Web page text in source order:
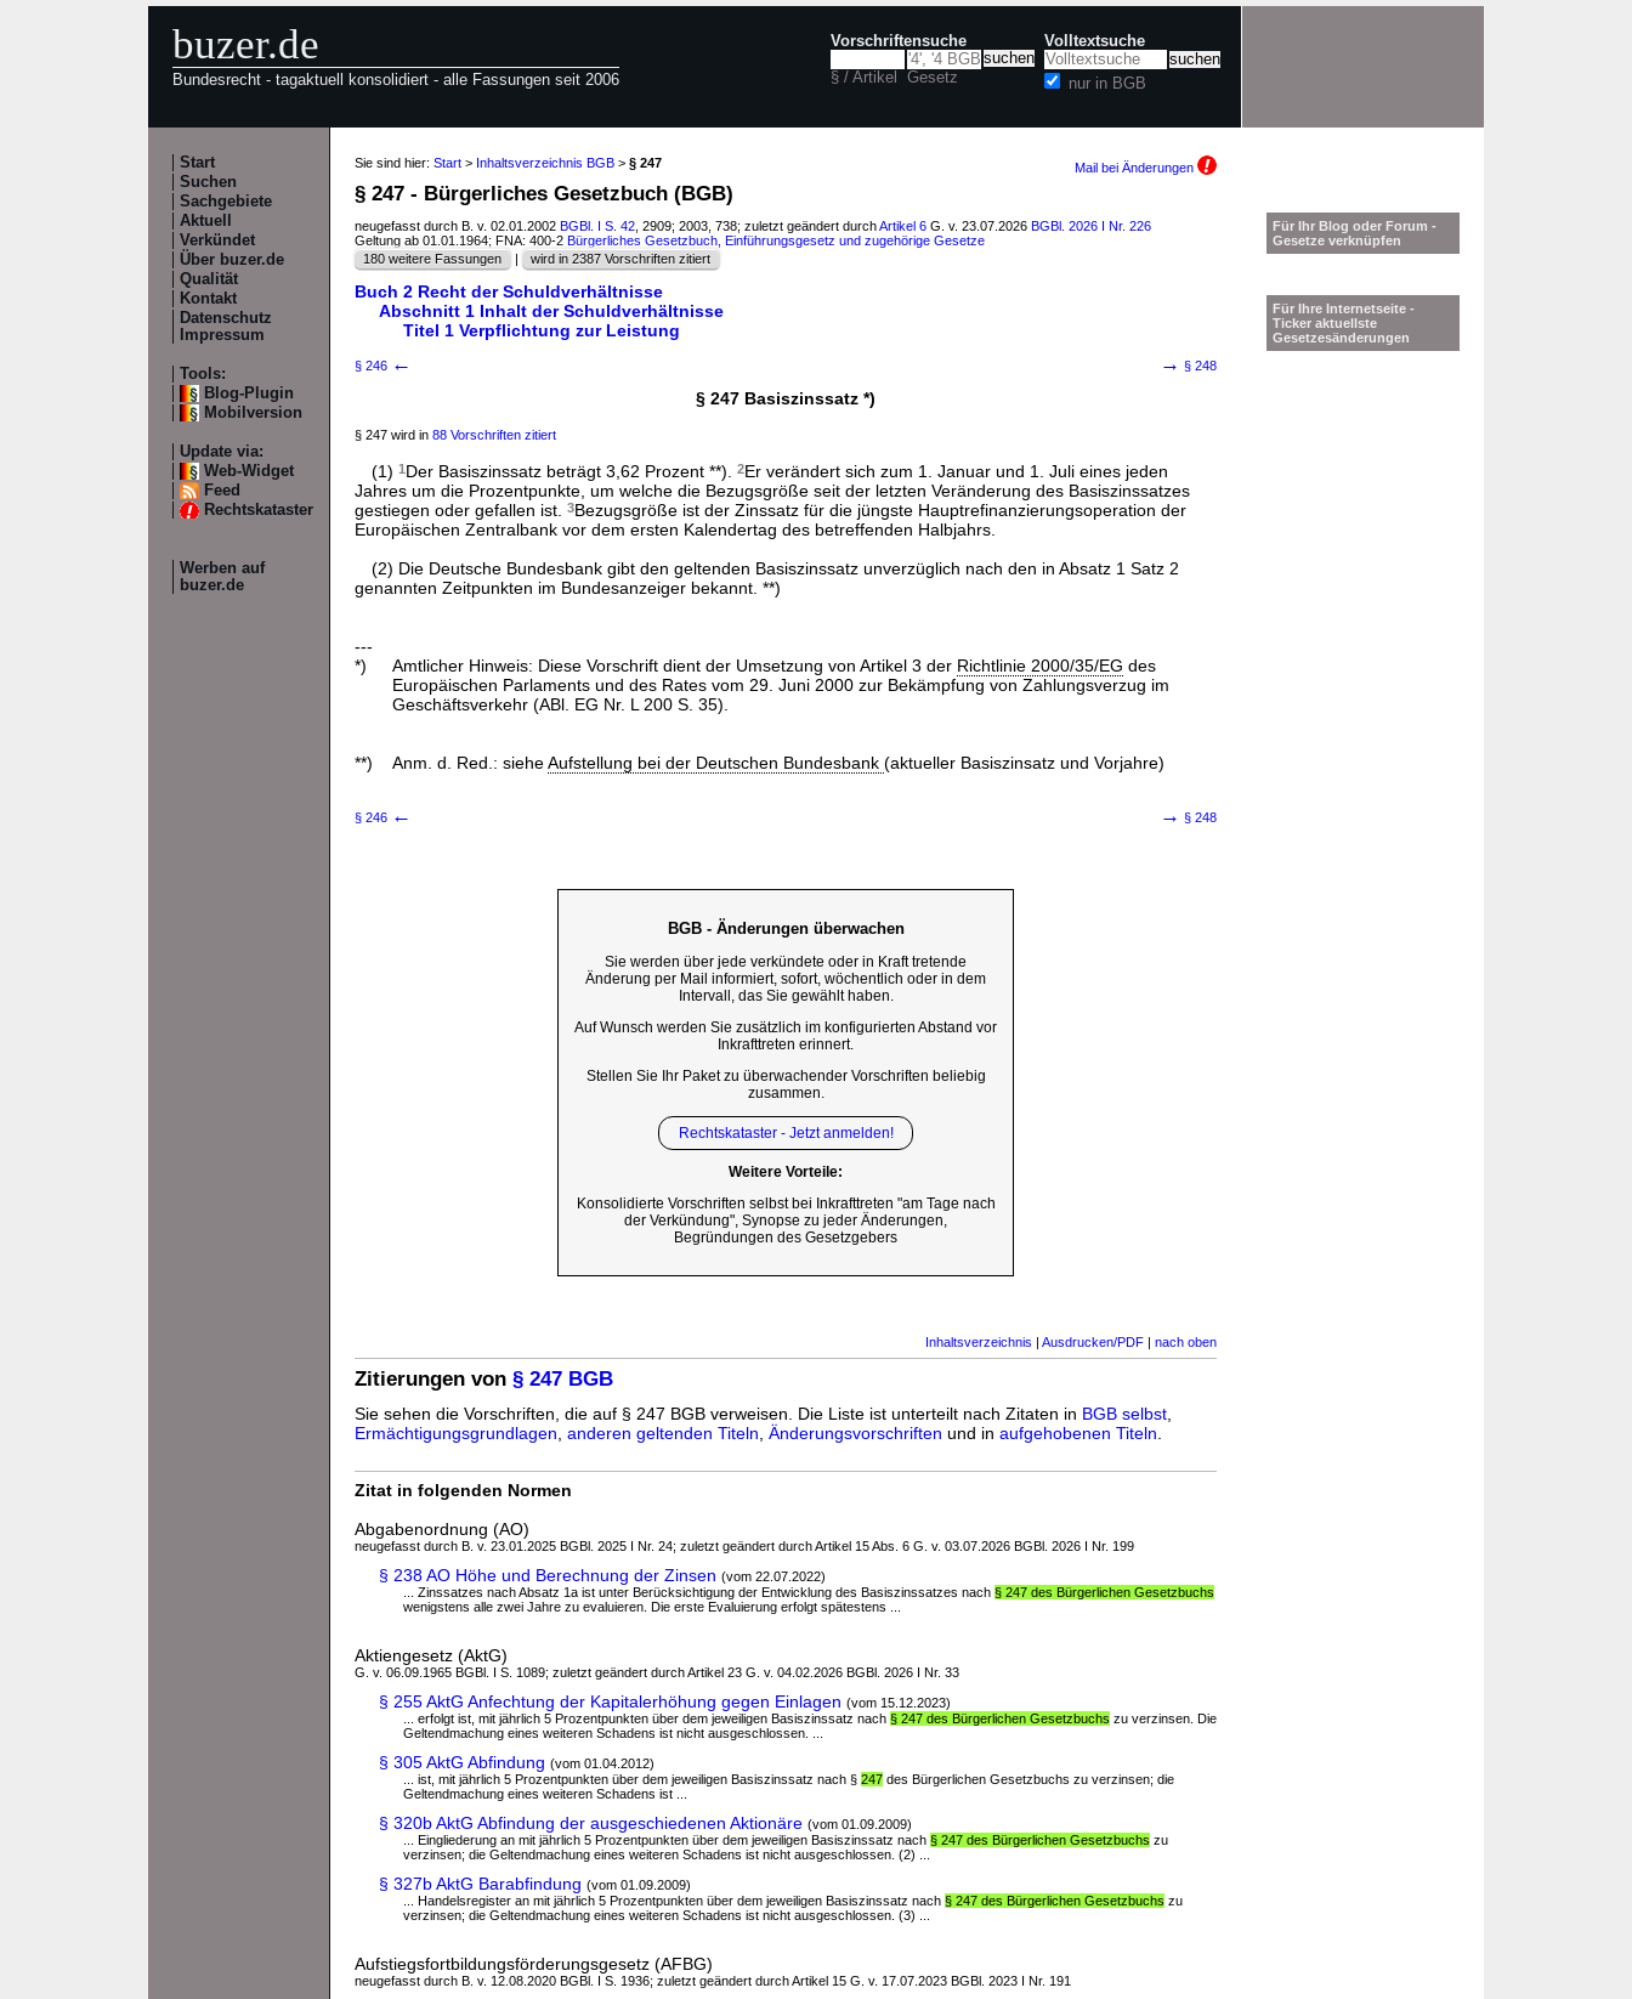
buzer.de
Bundesrecht - tagaktuell konsolidiert - alle Fassungen seit 2006
Vorschriftensuche
§ / Artikel Gesetz
Volltextsuche
nur in BGB
Start
Suchen
Sachgebiete
Aktuell
Verkündet
Über buzer.de
Qualität
Kontakt
Datenschutz
Impressum
Tools:
Blog-Plugin
Mobilversion
Update via:
Web-Widget
Feed
Rechtskataster
Werben auf
buzer.de
Sie sind hier: Start > Inhaltsverzeichnis BGB > § 247 Mail bei Änderungen
§ 247 - Bürgerliches Gesetzbuch (BGB)
neugefasst durch B. v. 02.01.2002 BGBl. I S. 42 , 2909; 2003, 738; zuletzt geändert durchArtikel 6 G. v. 23.07.2026 BGBl. 2026 I Nr. 226
Geltung ab 01.01.1964; FNA: 400-2 Bürgerliches Gesetzbuch, Einführungsgesetz und zugehörige Gesetze
180 weitere Fassungen
| wird in 2387 Vorschriften zitiert
Buch 2 Recht der Schuldverhältnisse
Abschnitt 1 Inhalt der Schuldverhältnisse
Titel 1 Verpflichtung zur Leistung
§ 246 ← → § 248
§ 247 Basiszinssatz *)
§ 247 wird in 88 Vorschriften zitiert
(1) 1Der Basiszinssatz beträgt 3,62 Prozent **). 2Er verändert sich zum 1. Januar und 1. Juli eines jeden
Jahres um die Prozentpunkte, um welche die Bezugsgröße seit der letzten Veränderung des Basiszinssatzes
gestiegen oder gefallen ist.
3Bezugsgröße ist der Zinssatz für die jüngste Hauptrefinanzierungsoperation der
Europäischen Zentralbank vor dem ersten Kalendertag des betreffenden Halbjahrs.
(2) Die Deutsche Bundesbank gibt den geltenden Basiszinssatz unverzüglich nach den in Absatz 1 Satz 2
genannten Zeitpunkten im Bundesanzeiger bekannt. **)
---
*)
Amtlicher Hinweis: Diese Vorschrift dient der Umsetzung von Artikel 3 der Richtlinie 2000/35/EG des
Europäischen Parlaments und des Rates vom 29. Juni 2000 zur Bekämpfung von Zahlungsverzug im
Geschäftsverkehr (ABl. EG Nr. L 200 S. 35).
**) Anm. d. Red.: sieheAufstellung bei der Deutschen Bundesbank (aktueller Basiszinsatz und Vorjahre)
§ 246 ← → § 248
BGB - Änderungen überwachen
Sie werden über jede verkündete oder in Kraft tretende
Änderung per Mail informiert, sofort, wöchentlich oder in dem
Intervall, das Sie gewählt haben.
Auf Wunsch werden Sie zusätzlich im konfigurierten Abstand vor
Inkrafttreten erinnert.
Stellen Sie Ihr Paket zu überwachender Vorschriften beliebig
zusammen.
Rechtskataster - Jetzt anmelden!
Weitere Vorteile:
Konsolidierte Vorschriften selbst bei Inkrafttreten "am Tage nach
der Verkündung", Synopse zu jeder Änderungen,
Begründungen des Gesetzgebers
Inhaltsverzeichnis | Ausdrucken/PDF | nach oben
Zitierungen von § 247 BGB
Sie sehen die Vorschriften, die auf § 247 BGB verweisen. Die Liste ist unterteilt nach Zitaten in BGB selbst
Ermächtigungsgrundlagen anderen geltenden Titeln Änderungsvorschriften und in aufgehobenen Titeln
Zitat in folgenden Normen
Abgabenordnung (AO)
neugefasst durch B. v. 23.01.2025 BGBl. 2025 I Nr. 24; zuletzt geändert durch Artikel 15 Abs. 6 G. v. 03.07.2026 BGBl. 2026 I Nr. 199
§ 238 AO Höhe und Berechnung der Zinsen (vom 22.07.2022)
... Zinssatzes nach Absatz 1a ist unter Berücksichtigung der Entwicklung des Basiszinssatzes nach § 247 des Bürgerlichen Gesetzbuchs
wenigstens alle zwei Jahre zu evaluieren. Die erste Evaluierung erfolgt spätestens ...
Aktiengesetz (AktG)
G. v. 06.09.1965 BGBl. I S. 1089; zuletzt geändert durch Artikel 23 G. v. 04.02.2026 BGBl. 2026 I Nr. 33
§ 255 AktG Anfechtung der Kapitalerhöhung gegen Einlagen (vom 15.12.2023)
... erfolgt ist, mit jährlich 5 Prozentpunkten über dem jeweiligen Basiszinssatz nach § 247 des Bürgerlichen Gesetzbuchs zu verzinsen. Die
Geltendmachung eines weiteren Schadens ist nicht ausgeschlossen. ...
§ 305 AktG Abfindung (vom 01.04.2012)
... ist, mit jährlich 5 Prozentpunkten über dem jeweiligen Basiszinssatz nach § 247 des Bürgerlichen Gesetzbuchs zu verzinsen; die
Geltendmachung eines weiteren Schadens ist ...
§ 320b AktG Abfindung der ausgeschiedenen Aktionäre (vom 01.09.2009)
... Eingliederung an mit jährlich 5 Prozentpunkten über dem jeweiligen Basiszinssatz nach § 247 des Bürgerlichen Gesetzbuchs zu
verzinsen; die Geltendmachung eines weiteren Schadens ist nicht ausgeschlossen. (2) ...
§ 327b AktG Barabfindung (vom 01.09.2009)
... Handelsregister an mit jährlich 5 Prozentpunkten über dem jeweiligen Basiszinssatz nach § 247 des Bürgerlichen Gesetzbuchs zu
verzinsen; die Geltendmachung eines weiteren Schadens ist nicht ausgeschlossen. (3) ...
Aufstiegsfortbildungsförderungsgesetz (AFBG)
neugefasst durch B. v. 12.08.2020 BGBl. I S. 1936; zuletzt geändert durch Artikel 15 G. v. 17.07.2023 BGBl. 2023 I Nr. 191
Für Ihr Blog oder Forum -
Gesetze verknüpfen
Für Ihre Internetseite -
Ticker aktuellste
Gesetzesänderungen